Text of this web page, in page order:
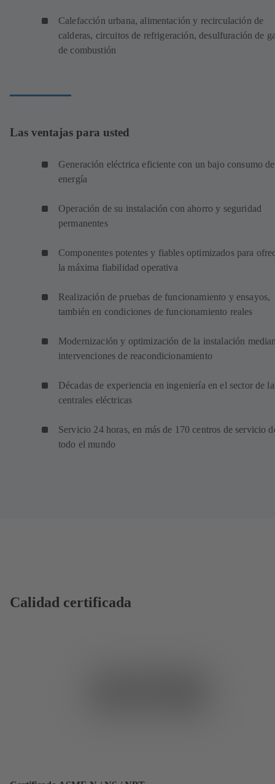
Calefacción urbana, alimentación y recirculación de
calderas, circuitos de refrigeración, desulfuración de
de combustión
Las ventajas para usted
Generación eléctrica eficiente con un bajo consumo de
energía
Operación de su instalación con ahorro y seguridad
permanentes
Componentes potentes y fiables optimizados para
la máxima fiabilidad operativa
Realización de pruebas de funcionamiento y ensayos,
también en condiciones de funcionamiento reales
Modernización y optimización de la instalación
intervenciones de reacondicionamiento
Décadas de experiencia en ingeniería en el sector de
centrales eléctricas
Servicio 24 horas, en más de 170 centros de servicio
todo el mundo
Calidad certificada